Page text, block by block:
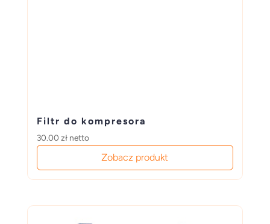
Filtr do kompresora
30.00 zł netto
Zobacz produkt